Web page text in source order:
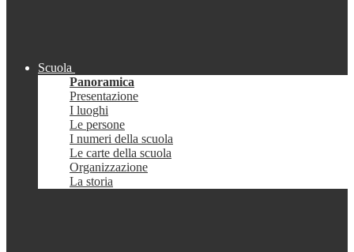
Scuola
Panoramica
Presentazione
I luoghi
Le persone
I numeri della scuola
Le carte della scuola
Organizzazione
La storia